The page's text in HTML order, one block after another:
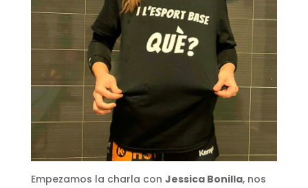
Empezamos la charla con Jessica Bonilla, nos